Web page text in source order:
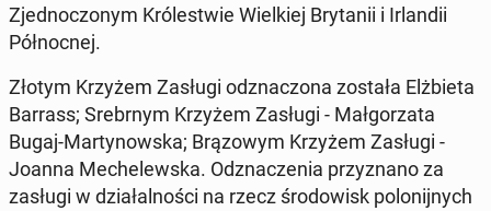
Zjed­no­czo­nym Kró­le­stwie Wiel­kiej Bry­ta­nii i Ir­lan­dii
Pół­noc­nej.
Złotym Krzyżem Zasługi od­zna­czo­na została Elż­bie­ta
Barrass; Srebr­nym Krzyżem Zasługi - Mał­go­rza­ta
Bugaj-Mar­ty­now­ska; Brą­zo­wym Krzyżem Zasługi -
Joanna Me­che­lew­ska. Od­zna­cze­nia przy­zna­no za
zasługi w dzia­łal­no­ści na rzecz śro­do­wisk po­lo­nij­nych